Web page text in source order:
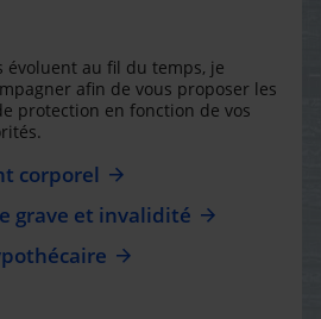
évoluent au fil du temps, je
afin de vous proposer les
protection en fonction de vos
corporel
grave et invalidité